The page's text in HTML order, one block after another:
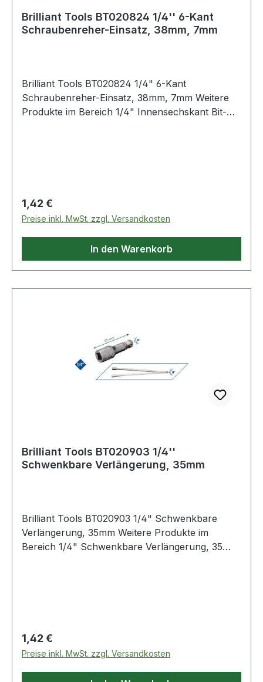
Brilliant Tools BT020824 1/4'' 6-Kant
Schraubenreher-Einsatz, 38mm, 7mm
Brilliant Tools BT020824 1/4" 6-Kant
Schraubenreher-Einsatz, 38mm, 7mm Weitere
Produkte im Bereich 1/4" Innensechskant Bit-
Regulärer Preis:
1,42 €
Preise inkl. MwSt. zzgl. Versandkosten
In den Warenkorb
Brilliant Tools BT020903 1/4''
Schwenkbare Verlängerung, 35mm
Brilliant Tools BT020903 1/4" Schwenkbare
Verlängerung, 35mm Weitere Produkte im
Bereich 1/4" Schwenkbare Verlängerung, 35
Regulärer Preis:
1,42 €
Preise inkl. MwSt. zzgl. Versandkosten